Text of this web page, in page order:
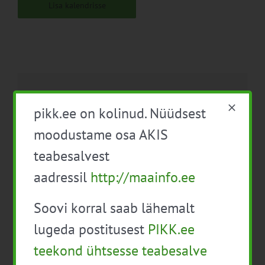
Facebook
X LinkedIn
Email
– lambakasvatus
aianduse infopäev
pikk.ee on kolinud. Nüüdsest
moodustame osa AKIS
teabesalvest
aadressil http://maainfo.ee
Soovi korral saab lähemalt
lugeda postitusest PIKK.ee
teekond ühtsesse teabesalve